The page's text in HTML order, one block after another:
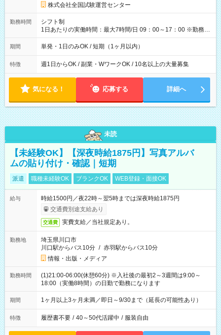
円の場合あり ・国家試験 7:00～13:30（休憩なし） 時給1,300
円（役割手当＋100円）×6時間＝日収8,400円＋交通費 【試用期
間】試用期間なし
株式会社全国試験運営センター
勤務時間
シフト制
1日あたりの実働時間：最大7時間/日 09：00～17：00 ※勤務時
間は 試験により異なります。
期間 単発・1日のみOK / 短期（1ヶ月以内）
特徴 週1日からOK / 副業・WワークOK / 10名以上の大量募集
気になる！ 応募する 詳細へ
未読
【未経験OK】【深夜時給1875円】写真アルバ
ムの貼り付け・確認｜短期
派遣 職種未経験OK ブランクOK WEB登録・面接OK
給与
時給1500円／夜22時～翌5時までは深夜時給1875円
交通費別途支給あり
交通費 実費支給／当社規定あり。
勤務地
埼玉県川口市
川口駅からバス10分 / 赤羽駅からバス10分
情報・出版・メディア
勤務時間
(1)21:00-06:00(休憩60分) ※入社後の最初2～3週間は9:00～
18:00（実働8時間）の日勤で勤務になります
期間 1ヶ月以上3ヶ月未満／即日～9/30まで（延長の可能性あり）
特徴 履歴書不要 / 40～50代活躍中 / 服装自由